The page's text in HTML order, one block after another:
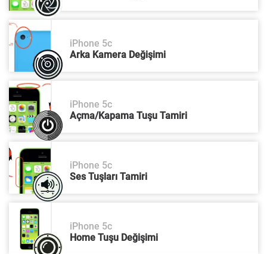
iPhone 5c
Arka Kamera Değişimi
iPhone 5c
Açma/Kapama Tuşu Tamiri
iPhone 5c
Ses Tuşları Tamiri
iPhone 5c
Home Tuşu Değişimi